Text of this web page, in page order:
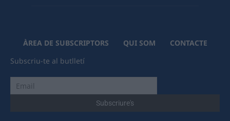
ÀREA DE SUBSCRIPTORS QUI SOM
CONTACTE
Subscriu-te al butlletí